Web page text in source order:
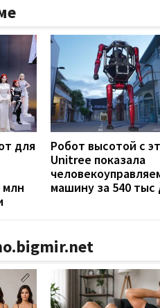
для
Робот высотой с
Unitree показала
машину за 540 тыс